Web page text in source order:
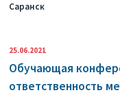
Саранск
25.06.2021
Обучающая
ответственность